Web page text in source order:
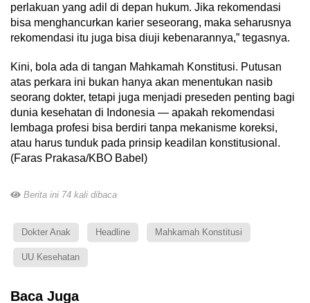
perlakuan yang adil di depan hukum. Jika rekomendasi
bisa menghancurkan karier seseorang, maka seharusnya
rekomendasi itu juga bisa diuji kebenarannya,” tegasnya.
Kini, bola ada di tangan Mahkamah Konstitusi. Putusan
atas perkara ini bukan hanya akan menentukan nasib
seorang dokter, tetapi juga menjadi preseden penting bagi
dunia kesehatan di Indonesia — apakah rekomendasi
lembaga profesi bisa berdiri tanpa mekanisme koreksi,
atau harus tunduk pada prinsip keadilan konstitusional.
(Faras Prakasa/KBO Babel)
Berita ini 74 kali dibaca
Dokter Anak Headline Mahkamah Konstitusi
UU Kesehatan
Baca Juga